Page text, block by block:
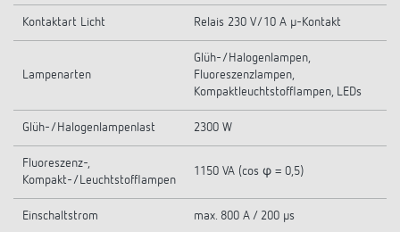
Kontaktart Licht Relais 230 V/10 A µ-Kontakt
Lampenarten
Glüh-/Halogenlampen,
Fluoreszenzlampen,
Kompaktleuchtstofflampen, LEDs
Glüh-/Halogenlampenlast 2300 W
Fluoreszenz-,
Kompakt-/Leuchtstofflampen
1150 VA (cos φ = 0,5)
Einschaltstrom max. 800 A / 200 µs